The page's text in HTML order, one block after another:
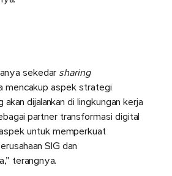
sekedar sharing
mencakup aspek strategi
akan dijalankan di lingkungan kerja
partner transformasi digital
untuk memperkuat
SIG dan
terangnya.